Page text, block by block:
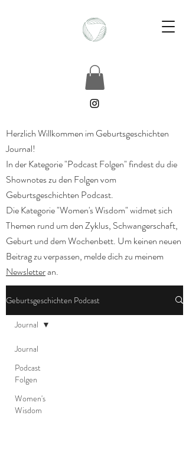
Herzlich Willkommen im Geburtsgeschichten
Journal!
In der Kategorie "Podcast Folgen" findest du die
Shownotes zu den Folgen vom
Geburtsgeschichten Podcast.
Die Kategorie "Women's Wisdom" widmet sich
Themen rund um den Zyklus, Schwangerschaft,
Geburt und dem Wochenbett. Um keinen neuen
Beitrag zu verpassen, melde dich zu meinem
Newsletteran.
Geburtsgeschichten Podcast
Journal
Podcast
Folgen
Women's
Wisdom
Journal